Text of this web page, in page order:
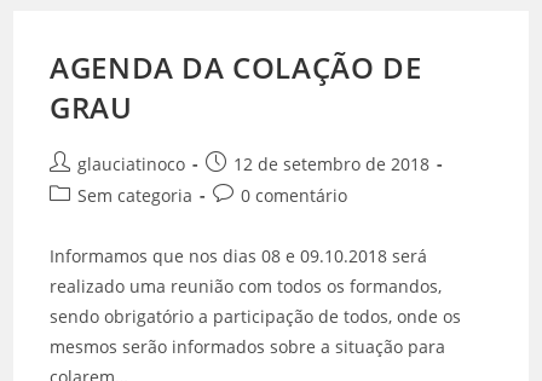
AGENDA DA COLAÇÃO DE
GRAU
glauciatinoco
12 de setembro de 2018
Sem categoria
0 comentário
Informamos que nos dias 08 e 09.10.2018 será
realizado uma reunião com todos os formandos,
sendo obrigatório a participação de todos, onde os
mesmos serão informados sobre a situação para